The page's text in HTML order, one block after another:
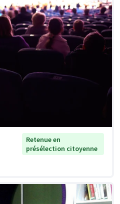
Retenue en
présélection citoyenne